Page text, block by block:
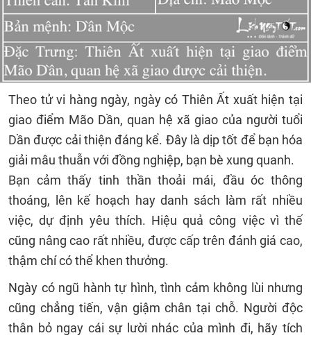
Theo tử vi hàng ngày, ngày có Thiên Ất xuất hiện tại
giao điểm Mão Dần, quan hệ xã giao của người tuổi
Dần được cải thiện đáng kể. Đây là dịp tốt để bạn hóa
giải mâu thuẫn với đồng nghiệp, bạn bè xung quanh.
Bạn cảm thấy tinh thần thoải mái, đầu óc thông
thoáng, lên kế hoạch hay danh sách làm rất nhiều
việc, dự định yêu thích. Hiệu quả công việc vì thế
cũng nâng cao rất nhiều, được cấp trên đánh giá cao,
thậm chí có thể khen thưởng.
Ngày có ngũ hành tự hình, tình cảm không lùi nhưng
cũng chẳng tiến, vận giậm chân tại chỗ. Người độc
thân bỏ ngay cái sự lười nhác của mình đi, hãy tích